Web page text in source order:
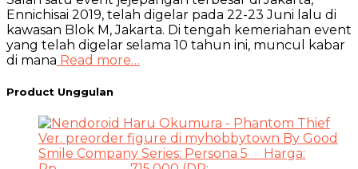
Ennichisai 2019, telah digelar pada 22-23 Juni lalu di
kawasan Blok M, Jakarta. Di tengah kemeriahan event
yang telah digelar selama 10 tahun ini, muncul kabar
di mana Read more…
Product Unggulan